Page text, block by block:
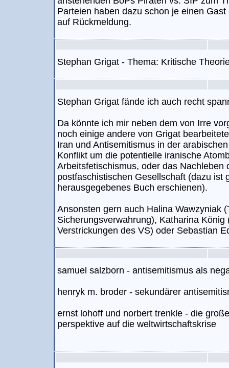
Parteien haben dazu schon je einen
auf Rückmeldung.
Stephan Grigat - Thema: Kritische
Stephan Grigat fände ich auch recht
Da könnte ich mir neben dem von Irre
noch einige andere von Grigat
Iran und Antisemitismus in der
Konflikt um die potentielle iranische
Arbeitsfetischismus, oder das Nachleben
postfaschistischen Gesellschaft (dazu ist
herausgegebenes Buch erschienen).
Ansonsten gern auch Halina Wawzyniak
Sicherungsverwahrung), Katharina König
Verstrickungen des VS) oder Sebastian
samuel salzborn - antisemitismus als
henryk m. broder - sekundärer
ernst lohoff und norbert trenkle - die
perspektive auf die weltwirtschaftskrise